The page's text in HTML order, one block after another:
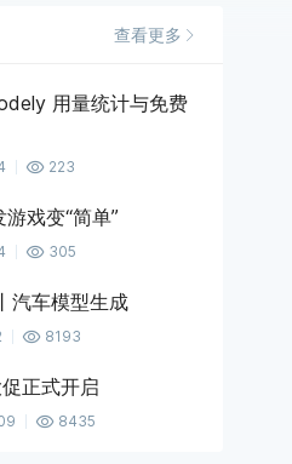
查看更多
用量统计与免费
223
戏变“简单”
305
汽车模型生成
8193
正式开启
8435